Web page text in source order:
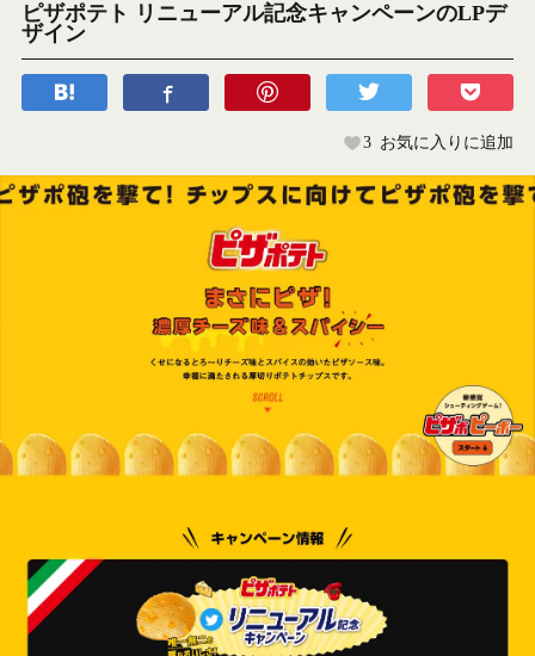
ピザポテト リニューアル記念キャンペーンのLPデ
ザイン
3 お気に入りに追加